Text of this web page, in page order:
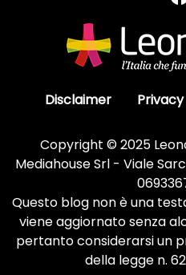
Disclaimer
Copyright © 2025
Mediahouse Srl - Viale
Questo blog non è una
viene aggiornato senza
pertanto considerarsi un
della legge n.